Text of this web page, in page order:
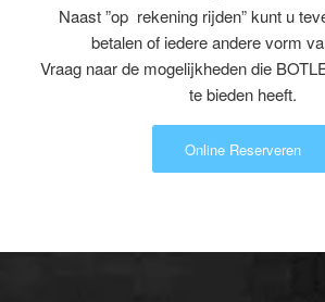
Naast ”op rekening rijden” kunt u
betalen of iedere andere vorm
Vraag naar de mogelijkheden die
te bieden heeft.
Online Reserveren